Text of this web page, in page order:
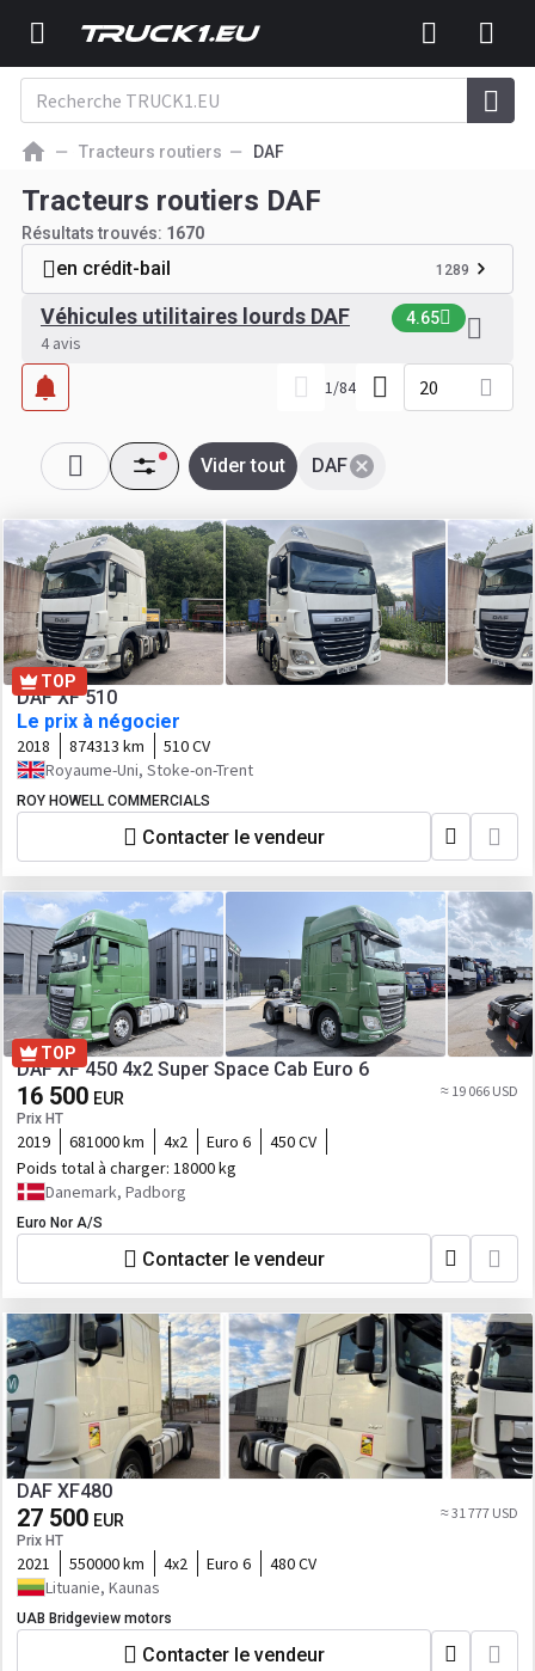
Tracteurs routiers DAF
Tracteurs routiers DAF
Résultats trouvés: 1670
en crédit-bail 1289
Véhicules utilitaires lourds DAF 4.65
4 avis
1/84 20
DAF
Vider tout
TOP
DAF XF 510
Le prix à négocier
2018 874313 km
510 CV
Royaume-Uni, Stoke-on-Trent
ROY HOWELL COMMERCIALS
Contacter le vendeur
TOP
DAF XF 450 4x2 Super Space Cab Euro 6
16 500 EUR
Prix HT
≈ 19 066 USD
2019 681000 km 4x2 Euro 6
450 CV
Poids total à charger: 18000 kg
Danemark, Padborg
Euro Nor A/S
Contacter le vendeur
DAF XF480
27 500 EUR
Prix HT
≈ 31 777 USD
2021 550000 km 4x2 Euro 6
480 CV
Lituanie, Kaunas
UAB Bridgeview motors
Contacter le vendeur